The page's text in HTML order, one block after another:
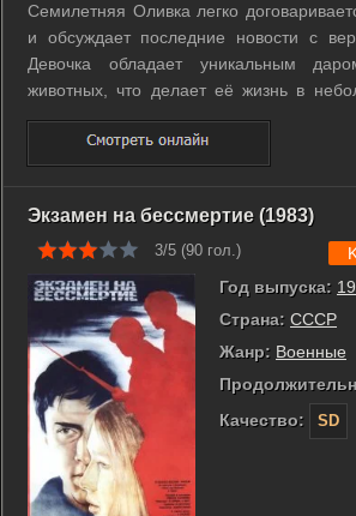
Семилетняя Оливка легко
и обсуждает последние новости с
Девочка обладает уникальным
животных, что делает её жизнь в
настоящему сказочной. Рядом всегда
друг Игорек, готовый поддержать
или на школьном дворе. Тихая ...
Экзамен на бессмертие (1983)
3/5 (90 гол.)
Год выпуска:
Страна: СССР
Жанр: Военные
Качество:
SD